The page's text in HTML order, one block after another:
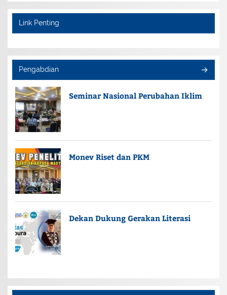
Link Penting
Pengabdian
Seminar Nasional Perubahan Iklim
Monev Riset dan PKM
Dekan Dukung Gerakan Literasi